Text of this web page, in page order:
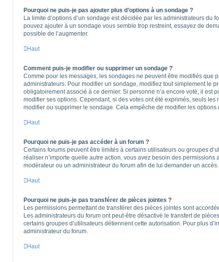
Pourquoi ne puis-je pas ajouter plus d’options à un sondage ?
La limite d’options d’un sondage est décidée par les administrateurs du
pouvez ajouter à un sondage vous semble trop restreint, essayez de
possible de l’augmenter.
Haut
Comment puis-je modifier ou supprimer un sondage ?
Comme pour les messages, les sondages ne peuvent être modifiés que
administrateurs. Pour modifier un sondage, modifiez tout simplement le
obligatoirement associé à ce dernier. Si personne n’a encore voté, il est
modifier ses options. Cependant, si des votes ont été exprimés, seuls
modifier ou supprimer le sondage. Cela empêche de modifier les options
Haut
Pourquoi ne puis-je pas accéder à un forum ?
Certains forums peuvent être limités à certains utilisateurs ou groupes
réaliser n’importe quelle autre action, vous avez besoin des permissions
modérateur ou un administrateur du forum afin de lui demander un accès.
Haut
Pourquoi ne puis-je pas transférer de pièces jointes ?
Les permissions permettant de transférer des pièces jointes sont
Les administrateurs du forum ont peut-être désactivé le transfert de
certains groupes d’utilisateurs détiennent cette autorisation. Pour plus
administrateur du forum.
Haut